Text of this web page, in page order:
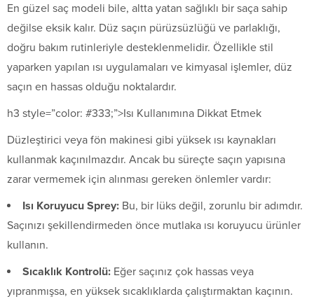
En güzel saç modeli bile, altta yatan sağlıklı bir saça sahip
değilse eksik kalır. Düz saçın pürüzsüzlüğü ve parlaklığı,
doğru bakım rutinleriyle desteklenmelidir. Özellikle stil
yaparken yapılan ısı uygulamaları ve kimyasal işlemler, düz
saçın en hassas olduğu noktalardır.
h3 style=”color: #333;”>Isı Kullanımına Dikkat Etmek
Düzleştirici veya fön makinesi gibi yüksek ısı kaynakları
kullanmak kaçınılmazdır. Ancak bu süreçte saçın yapısına
zarar vermemek için alınması gereken önlemler vardır:
Isı Koruyucu Sprey: Bu, bir lüks değil, zorunlu bir adımdır.
Saçınızı şekillendirmeden önce mutlaka ısı koruyucu ürünler
kullanın.
Sıcaklık Kontrolü: Eğer saçınız çok hassas veya
yıpranmışsa, en yüksek sıcaklıklarda çalıştırmaktan kaçının.